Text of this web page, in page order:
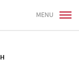
MENU